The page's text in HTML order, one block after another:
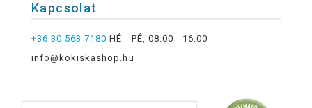
Kapcsolat
+36 30 563 7180 HÉ - PÉ, 08:00 - 16:00
info@kokiskashop.hu